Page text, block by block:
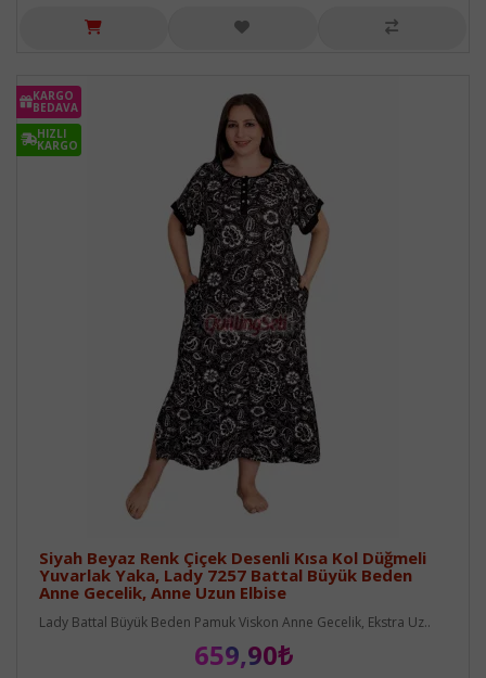
KARGO
BEDAVA
HIZLI
KARGO
Siyah Beyaz Renk Çiçek Desenli Kısa Kol Düğmeli
Yuvarlak Yaka, Lady 7257 Battal Büyük Beden
Anne Gecelik, Anne Uzun Elbise
Lady Battal Büyük Beden Pamuk Viskon Anne Gecelik, Ekstra Uz..
659,90₺